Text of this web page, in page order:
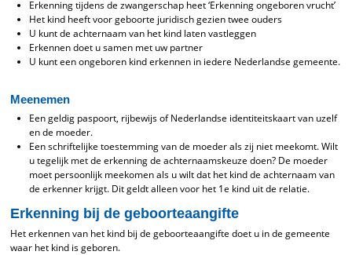
Erkenning tijdens de zwangerschap heet ‘Erkenning ongeboren vrucht’
Het kind heeft voor geboorte juridisch gezien twee ouders
U kunt de achternaam van het kind laten vastleggen
Erkennen doet u samen met uw partner
U kunt een ongeboren kind erkennen in iedere Nederlandse gemeente.
Meenemen
Een geldig paspoort, rijbewijs of Nederlandse identiteitskaart van uzelf
en de moeder.
Een schriftelijke toestemming van de moeder als zij niet meekomt. Wilt
u tegelijk met de erkenning de achternaamskeuze doen? De moeder
moet persoonlijk meekomen als u wilt dat het kind de achternaam van
de erkenner krijgt. Dit geldt alleen voor het 1e kind uit de relatie.
Erkenning bij de geboorteaangifte
Het erkennen van het kind bij de geboorteaangifte doet u in de gemeente
waar het kind is geboren.